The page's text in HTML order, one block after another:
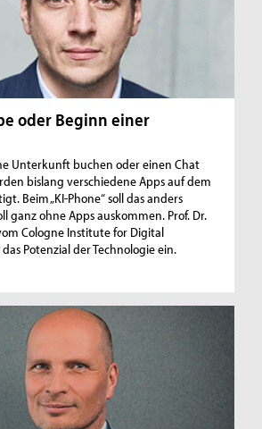
oder Beginn einer
Unterkunft buchen oder einen Chat
bislang verschiedene Apps auf dem
Beim „KI-Phone“ soll das anders
ganz ohne Apps auskommen. Prof. Dr.
Cologne Institute for Digital
Potenzial der Technologie ein.